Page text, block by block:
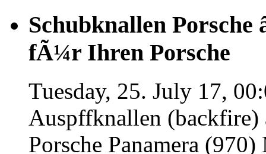
Schubknallen Porsche
fÃ¼r Ihren Porsche
Tuesday, 25. July 17,
Auspffknallen
Porsche Panamera